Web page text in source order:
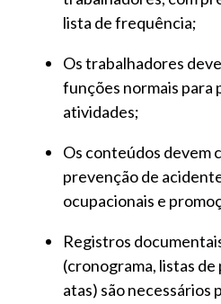
lista de frequência;
Os trabalhadores
funções normais para
atividades;
Os conteúdos devem
prevenção de
ocupacionais e
Registros
(cronograma, listas
atas) são necessários